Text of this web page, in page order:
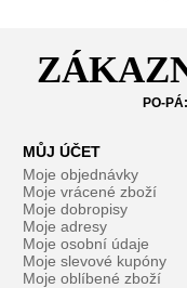
PO-
MŮJ ÚČET
Moje objednávky
Moje vrácené zboží
Moje dobropisy
Moje adresy
Moje osobní údaje
Moje slevové kupóny
Moje oblíbené zboží